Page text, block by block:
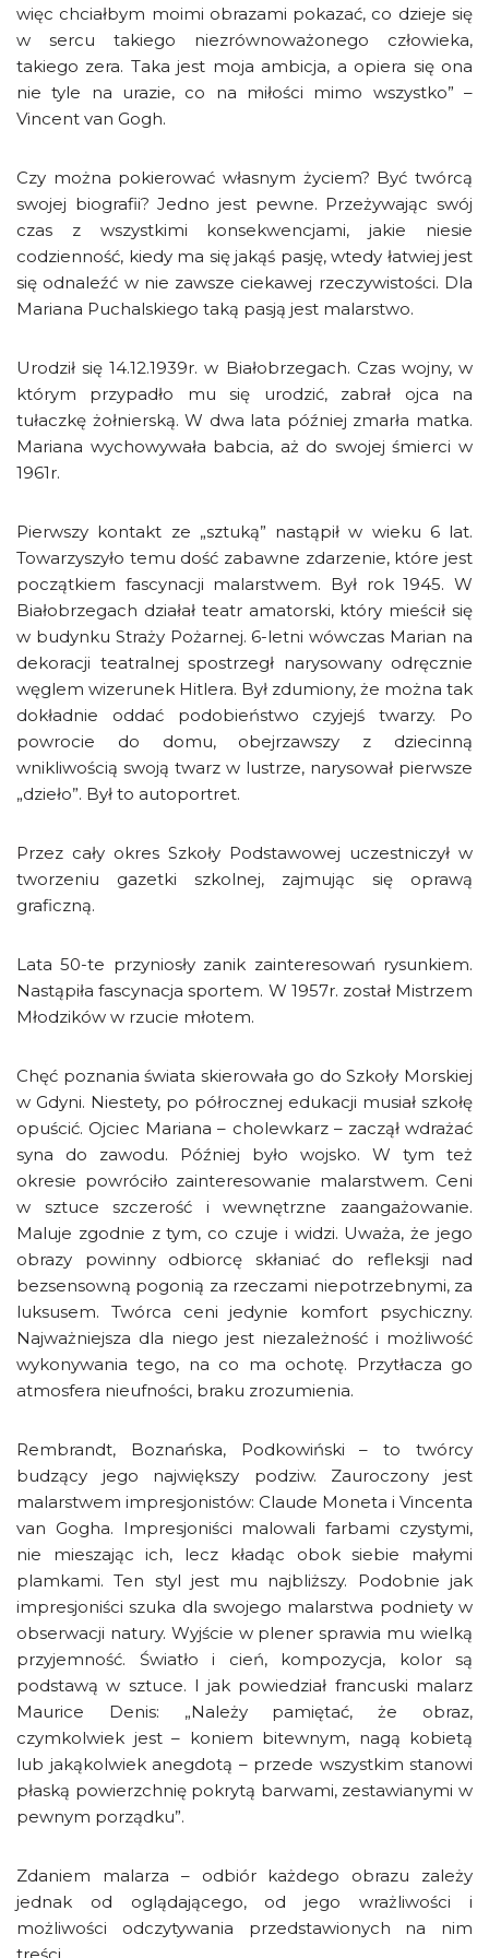
więc chciałbym moimi obrazami pokazać, co dzieje się
w sercu takiego niezrównoważonego człowieka,
takiego zera. Taka jest moja ambicja, a opiera się ona
nie tyle na urazie, co na miłości mimo wszystko” –
Vincent van Gogh.
Czy można pokierować własnym życiem? Być twórcą
swojej biografii? Jedno jest pewne. Przeżywając swój
czas z wszystkimi konsekwencjami, jakie niesie
codzienność, kiedy ma się jakąś pasję, wtedy łatwiej jest
się odnaleźć w nie zawsze ciekawej rzeczywistości. Dla
Mariana Puchalskiego taką pasją jest malarstwo.
Urodził się 14.12.1939r. w Białobrzegach. Czas wojny, w
którym przypadło mu się urodzić, zabrał ojca na
tułaczkę żołnierską. W dwa lata później zmarła matka.
Mariana wychowywała babcia, aż do swojej śmierci w
1961r.
Pierwszy kontakt ze „sztuką” nastąpił w wieku 6 lat.
Towarzyszyło temu dość zabawne zdarzenie, które jest
początkiem fascynacji malarstwem. Był rok 1945. W
Białobrzegach działał teatr amatorski, który mieścił się
w budynku Straży Pożarnej. 6-letni wówczas Marian na
dekoracji teatralnej spostrzegł narysowany odręcznie
węglem wizerunek Hitlera. Był zdumiony, że można tak
dokładnie oddać podobieństwo czyjejś twarzy. Po
powrocie do domu, obejrzawszy z dziecinną
wnikliwością swoją twarz w lustrze, narysował pierwsze
„dzieło”. Był to autoportret.
Przez cały okres Szkoły Podstawowej uczestniczył w
tworzeniu gazetki szkolnej, zajmując się oprawą
graficzną.
Lata 50-te przyniosły zanik zainteresowań rysunkiem.
Nastąpiła fascynacja sportem. W 1957r. został Mistrzem
Młodzików w rzucie młotem.
Chęć poznania świata skierowała go do Szkoły Morskiej
w Gdyni. Niestety, po półrocznej edukacji musiał szkołę
opuścić. Ojciec Mariana – cholewkarz – zaczął wdrażać
syna do zawodu. Później było wojsko. W tym też
okresie powróciło zainteresowanie malarstwem. Ceni
w sztuce szczerość i wewnętrzne zaangażowanie.
Maluje zgodnie z tym, co czuje i widzi. Uważa, że jego
obrazy powinny odbiorcę skłaniać do refleksji nad
bezsensowną pogonią za rzeczami niepotrzebnymi, za
luksusem. Twórca ceni jedynie komfort psychiczny.
Najważniejsza dla niego jest niezależność i możliwość
wykonywania tego, na co ma ochotę. Przytłacza go
atmosfera nieufności, braku zrozumienia.
Rembrandt, Boznańska, Podkowiński – to twórcy
budzący jego największy podziw. Zauroczony jest
malarstwem impresjonistów: Claude Moneta i Vincenta
van Gogha. Impresjoniści malowali farbami czystymi,
nie mieszając ich, lecz kładąc obok siebie małymi
plamkami. Ten styl jest mu najbliższy. Podobnie jak
impresjoniści szuka dla swojego malarstwa podniety w
obserwacji natury. Wyjście w plener sprawia mu wielką
przyjemność. Światło i cień, kompozycja, kolor są
podstawą w sztuce. I jak powiedział francuski malarz
Maurice Denis: „Należy pamiętać, że obraz,
czymkolwiek jest – koniem bitewnym, nagą kobietą
lub jakąkolwiek anegdotą – przede wszystkim stanowi
płaską powierzchnię pokrytą barwami, zestawianymi w
pewnym porządku”.
Zdaniem malarza – odbiór każdego obrazu zależy
jednak od oglądającego, od jego wrażliwości i
możliwości odczytywania przedstawionych na nim